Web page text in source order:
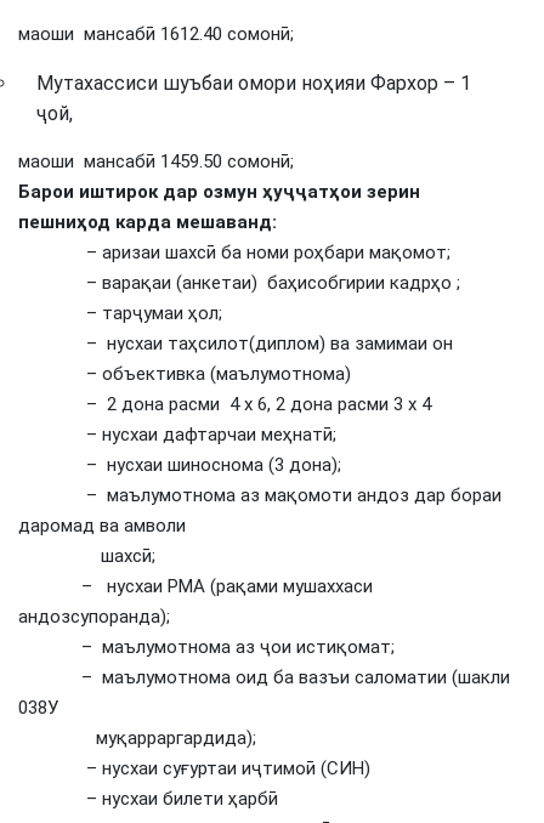
маоши мансабӣ 1612.40 сомонӣ;
Мутахассиси шуъбаи омори ноҳияи Фархор – 1
ҷой,
маоши мансабӣ 1459.50 сомонӣ;
Барои иштирок дар озмун ҳуҷҷатҳои зерин
пешниҳод карда мешаванд:
– аризаи шахсӣ ба номи роҳбари мақомот;
– варақаи (анкетаи) баҳисобгирии кадрҳо ;
– тарҷумаи ҳол;
– нусхаи таҳсилот(диплом) ва замимаи он
– объективка (маълумотнома)
– 2 дона расми 4 х 6, 2 дона расми 3 х 4
– нусхаи дафтарчаи меҳнатӣ;
– нусхаи шиноснома (3 дона);
– маълумотнома аз мақомоти андоз дар бораи
даромад ва амволи
шахсӣ;
– нусхаи РМА (рақами мушаххаси
андозсупоранда);
– маълумотнома аз ҷои истиқомат;
– маълумотнома оид ба вазъи саломатии (шакли
038У
муқарраргардида);
– нусхаи суғуртаи иҷтимоӣ (СИН)
– нусхаи билети ҳарбӣ